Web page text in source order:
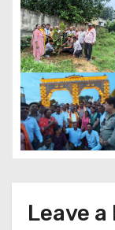
i
o
n
Leave a